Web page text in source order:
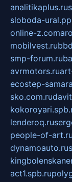
analitikaplus.ru
sloboda-
online-z.com
mobilvest.ru
smp-forum.ru
avrmotors.ru
ecostep-
sko.com.ru
lenderoq.ru
people-of-art.ru
dynamoauto.ru
act1.spb.ru